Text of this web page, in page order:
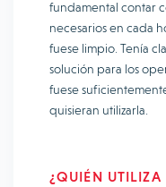
fundamental contar
necesarios en cada
fuese limpio. Tenía
solución para los
fuese
quisieran utilizarla.
¿QUIÉN UTILIZA